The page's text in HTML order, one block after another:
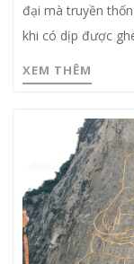
đại mà truyền
khi có dịp được
XEM THÊM